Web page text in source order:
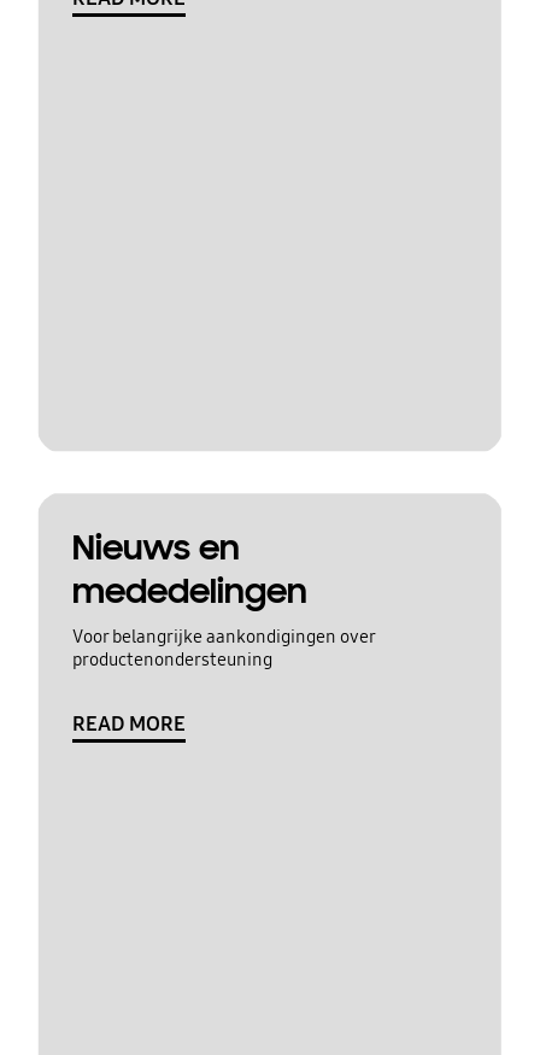
Nieuws en
mededelingen
Voor belangrijke aankondigingen over
productenondersteuning
READ MORE